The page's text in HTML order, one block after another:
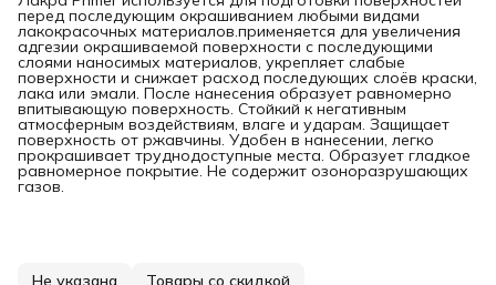
перед последующим окрашиванием любыми видами
лакокрасочных материалов.применяется для увеличения
адгезии окрашиваемой поверхности с последующими
слоями наносимых материалов, укрепляет слабые
поверхности и снижает расход последующих слоёв краски,
лака или эмали. После нанесения образует равномерно
впитывающую поверхность. Стойкий к негативным
атмосферным воздействиям, влаге и ударам. Защищает
поверхность от ржавчины. Удобен в нанесении, легко
прокрашивает труднодоступные места. Образует гладкое
равномерное покрытие. Не содержит озоноразрушающих
газов.
Не указана Товары со скидкой